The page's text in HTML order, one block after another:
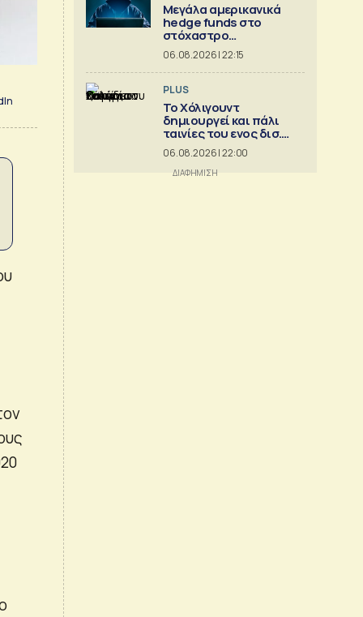
Μεγάλα αμερικανικά
hedge funds στο
στόχαστρο
κυβερνοεπιθέσεων
06.08.2026 | 22:15
PLUS
Το Χόλιγουντ
δημιουργεί και πάλι
ταινίες του ενος δισ.
δολ.
06.08.2026 | 22:00